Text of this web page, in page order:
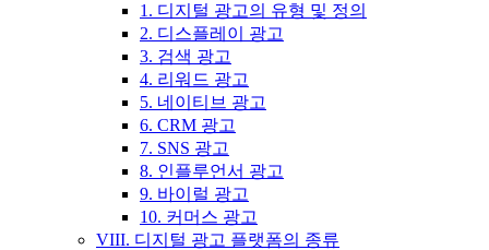
1. 디지털 광고의 유형 및 정의
2. 디스플레이 광고
3. 검색 광고
4. 리워드 광고
5. 네이티브 광고
6. CRM 광고
7. SNS 광고
8. 인플루언서 광고
9. 바이럴 광고
10. 커머스 광고
VIII. 디지털 광고 플랫폼의 종류